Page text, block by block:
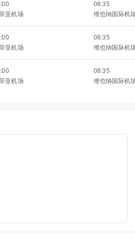
亚机场
08:35
维也纳国际机
亚机场
08:35
维也纳国际机
亚机场
08:35
维也纳国际机